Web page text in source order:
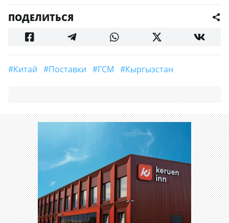
ПОДЕЛИТЬСЯ
#Китай #поставки #ГСМ #Кыргызстан